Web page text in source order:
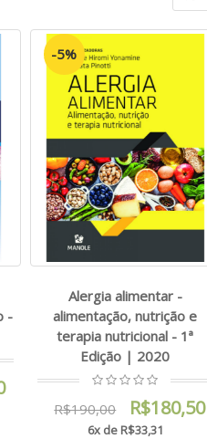
-
-5%
Alergia alimentar -
alimentação, nutrição e
terapia nutricional - 1ª
Edição | 2020
R$190,00 R$180,50
6x de R$33,31